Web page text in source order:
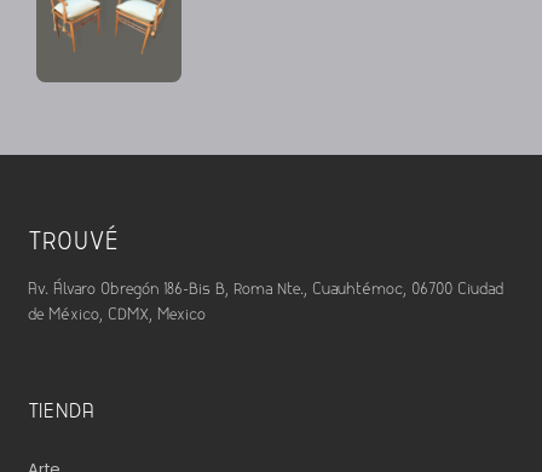
TROUVÉ
Av. Álvaro Obregón 186-Bis B, Roma Nte., Cuauhtémoc, 06700 Ciudad
de México, CDMX, Mexico
TIENDA